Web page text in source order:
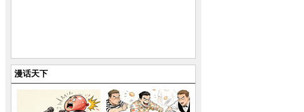
漫话天下